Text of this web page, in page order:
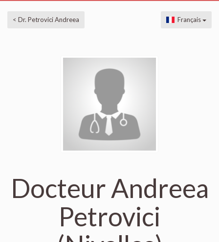
< Dr. Petrovici Andreea Français
Docteur Andreea
Petrovici